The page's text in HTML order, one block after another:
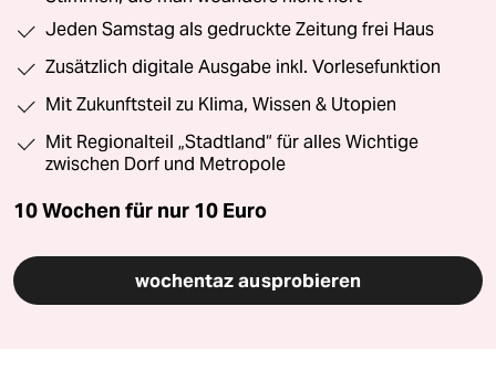
Jeden Samstag als gedruckte Zeitung frei Haus
Zusätzlich digitale Ausgabe inkl. Vorlesefunktion
Mit Zukunftsteil zu Klima, Wissen & Utopien
Mit Regionalteil „Stadtland“ für alles Wichtige
zwischen Dorf und Metropole
10 Wochen für nur 10 Euro
wochentaz ausprobieren